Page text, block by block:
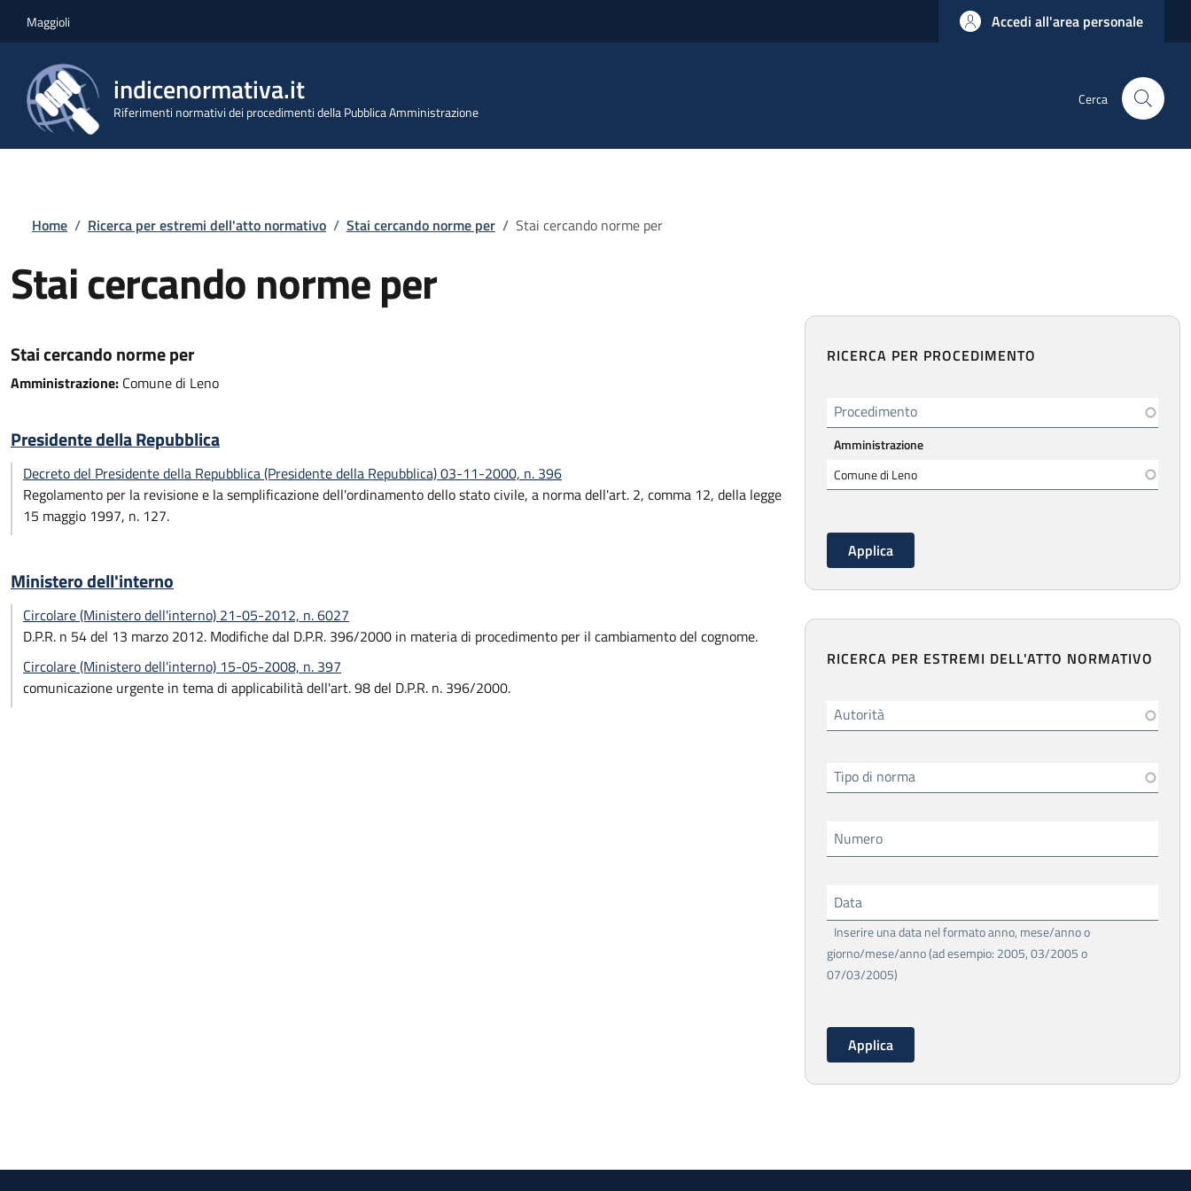
Maggioli Accedi all'area personale
indicenormativa.it
Riferimenti normativi dei procedimenti della Pubblica Amministrazione
Cerca
Briciole di pane
Home / Ricerca per estremi dell'atto normativo / Stai cercando norme per / Stai cercando norme per
Stai cercando norme per
Stai cercando norme per
Amministrazione: Comune di Leno
Presidente della Repubblica
Decreto del Presidente della Repubblica (Presidente della Repubblica) 03-11-2000, n. 396
Regolamento per la revisione e la semplificazione dell'ordinamento dello stato civile, a norma dell'art. 2, comma 12, della legge
15 maggio 1997, n. 127.
Ministero dell'interno
Circolare (Ministero dell'interno) 21-05-2012, n. 6027
D.P.R. n 54 del 13 marzo 2012. Modifiche dal D.P.R. 396/2000 in materia di procedimento per il cambiamento del cognome.
Circolare (Ministero dell'interno) 15-05-2008, n. 397
comunicazione urgente in tema di applicabilità dell'art. 98 del D.P.R. n. 396/2000.
RICERCA PER PROCEDIMENTO
Procedimento
Amministrazione
RICERCA PER ESTREMI DELL'ATTO NORMATIVO
Autorità
Tipo di norma
Numero
Data
Inserire una data nel formato anno, mese/anno o
giorno/mese/anno (ad esempio: 2005, 03/2005 o
07/03/2005)